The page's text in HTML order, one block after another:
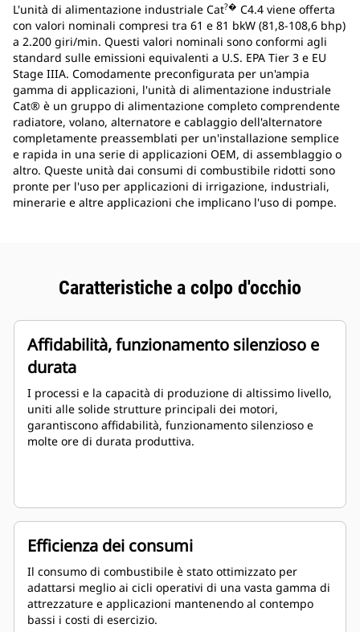
L'unità di alimentazione industriale Cat?� C4.4 viene offerta
con valori nominali compresi tra 61 e 81 bkW (81,8-108,6 bhp)
a 2.200 giri/min. Questi valori nominali sono conformi agli
standard sulle emissioni equivalenti a U.S. EPA Tier 3 e EU
Stage IIIA. Comodamente preconfigurata per un'ampia
gamma di applicazioni, l'unità di alimentazione industriale
Cat® è un gruppo di alimentazione completo comprendente
radiatore, volano, alternatore e cablaggio dell'alternatore
completamente preassemblati per un'installazione semplice
e rapida in una serie di applicazioni OEM, di assemblaggio o
altro. Queste unità dai consumi di combustibile ridotti sono
pronte per l'uso per applicazioni di irrigazione, industriali,
minerarie e altre applicazioni che implicano l'uso di pompe.
Caratteristiche a colpo d'occhio
Affidabilità, funzionamento silenzioso e
durata
I processi e la capacità di produzione di altissimo livello,
uniti alle solide strutture principali dei motori,
garantiscono affidabilità, funzionamento silenzioso e
molte ore di durata produttiva.
Efficienza dei consumi
Il consumo di combustibile è stato ottimizzato per
adattarsi meglio ai cicli operativi di una vasta gamma di
attrezzature e applicazioni mantenendo al contempo
bassi i costi di esercizio.